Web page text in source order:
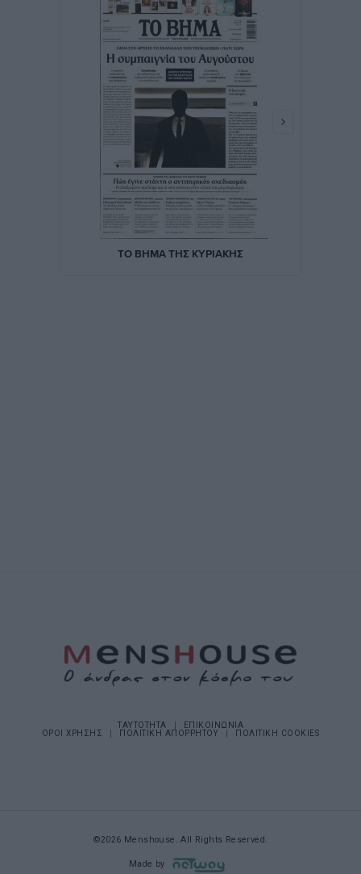
ΤΑΥΤΟΤΗΤΑ
ΕΠΙΚΟΙΝΩΝΙΑ
ΟΡΟΙ ΧΡΗΣΗΣ
ΠΟΛΙΤΙΚΗ ΑΠΟΡΡΗΤΟΥ ΠΟΛΙΤΙΚΗ COOKIES
©2026 Menshouse. All Rights Reserved.
Made by